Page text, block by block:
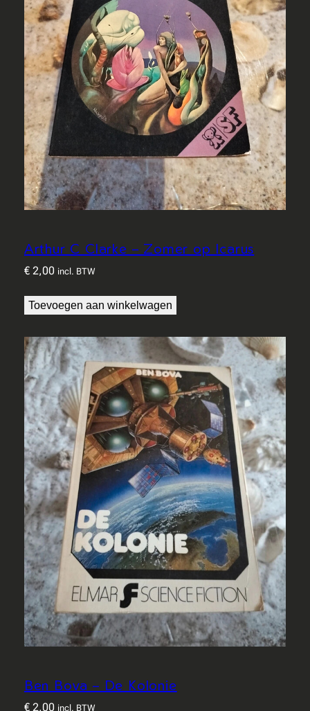
Arthur C Clarke – Zomer op Icarus
€2,00 incl. BTW
Toevoegen aan winkelwagen
Ben Bova – De Kolonie
€2,00 incl. BTW